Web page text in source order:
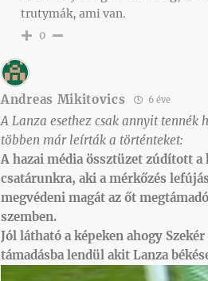
trutymák, ami van.
0
Andreas Mikitovics 6 éve
A Lanza esethez csak annyit tennék
többen már leírták a történteket:
A hazai média össztüzet zúdított
csatárunkra, aki a mérkőzés
megvédeni magát az őt
szemben.
Jól látható a képeken ahogy
támadásba lendül akit Lanza